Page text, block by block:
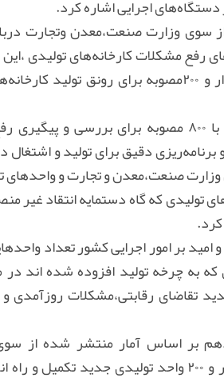
اجرایی اشاره کرد.
سوی وزارت صنعت،معدن وتجارت
های مختلف کشور و ۵۳ هزار و ۲۰۰مصوبه برای
در سال ۹۵ هم ۲۳۰ جلسه با ۸۰۰ مصوبه برای
دقیق برای تولید و
صنعت،معدن و تجارت و واحدهای
تولیدی که گاه دستمایه انتقاد غیر
بر امور اجرایی کشور تعداد
به چرخه تولید افزوده شده اند در
تقاضای رقابتی،مشکلات روزآمدی
بر اساس آمار منتشر شده از
صنعت،معدن و تجارت ۱۲هزار و ۲۰۰ واحد تولیدی